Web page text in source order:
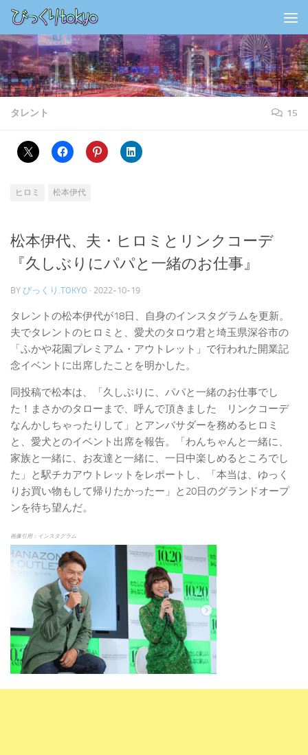
コンテンツの下
タレント 15
ヒロミ 松本伊代
松本伊代、夫・ヒロミとリンクコーデ
『久しぶりにパパと一緒のお仕事』
BY びっくり.TOKYO · 2022-10-19
タレントの松本伊代が18日、自身のインスタグラムを更新。
夫でタレントのヒロミと、愛犬のタロウ君と埼玉県深谷市の
「ふかや花園プレミアム・アウトレット」で行われた開業記
念イベントに出席したことを明かした。
同投稿で松本は、「久しぶりに、パパと一緒のお仕事でし
た！まさかのタローまで、呼んで頂きました リンクコーデ
なんかしちゃったりして」とアンバサダーを務めるヒロミ
と、愛犬とのイベント出席を報告。「わんちゃんと一緒に、
家族と一緒に、お友達と一緒に、一日中楽しめるところでし
た」と駅チカアウトレットをレポートし、「本当は、ゆっく
りお買い物もして帰りたかったー」と20日のグランドオープ
ンを待ち望んだ。
画像引用：インスタグラム